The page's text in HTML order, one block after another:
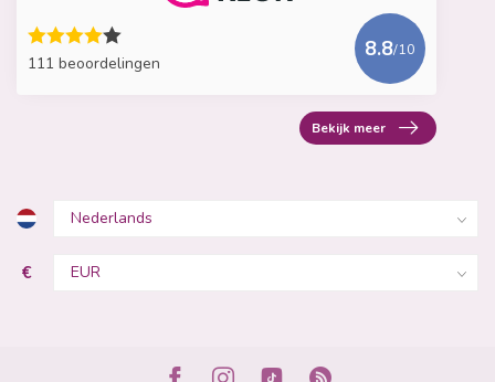
111 beoordelingen
8.8/10
Bekijk meer
€